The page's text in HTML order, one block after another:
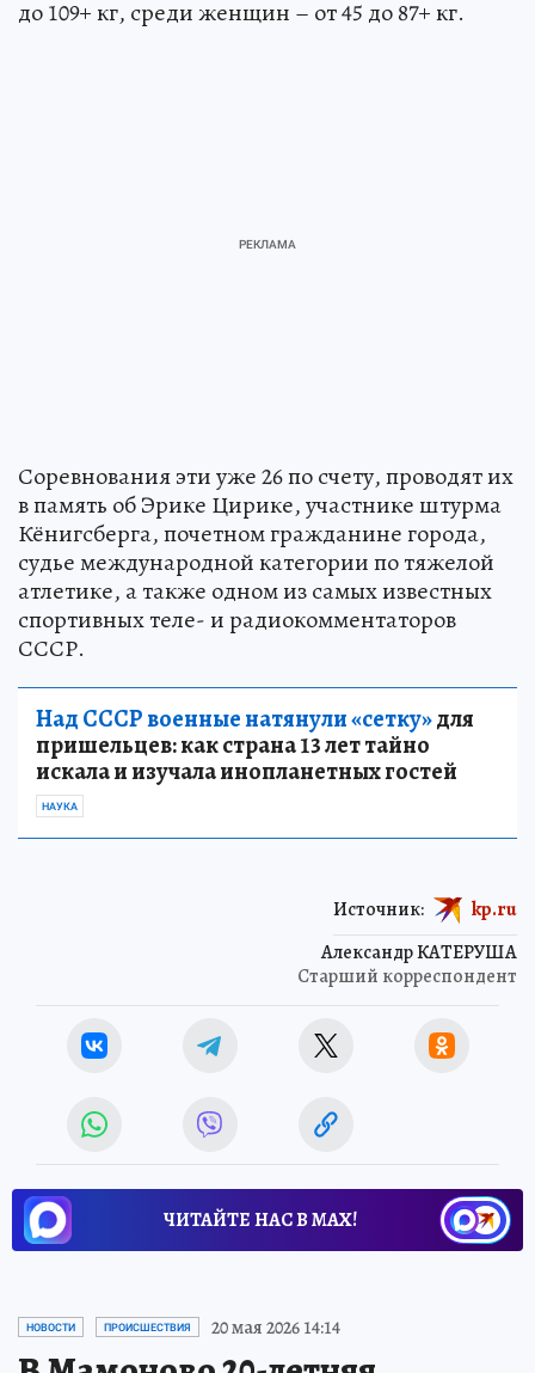
Среди мужчин представлены категории от 55
Соревнования эти уже 26 по счету, проводят их
в память об Эрике Цирике, участнике штурма
Кёнигсберга, почетном гражданине города,
судье международной категории по тяжелой
атлетике, а также одном из самых известных
спортивных теле- и радиокомментаторов
СССР.
Над СССР военные натянули «сетку»для
пришельцев: как страна 13 лет тайно
искала и изучала инопланетных гостей
Александр КАТЕРУША
Источник: kp.ru
НОВОСТИ ПРОИСШЕСТВИЯ